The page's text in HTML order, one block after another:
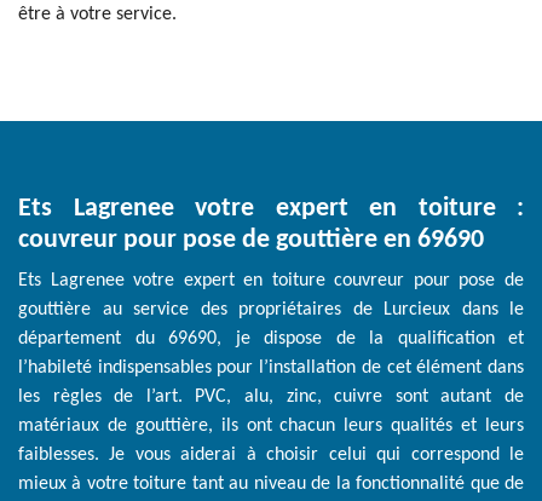
être à votre service.
Ets Lagrenee votre expert en toiture :
couvreur pour pose de gouttière en 69690
Ets Lagrenee votre expert en toiture couvreur pour pose de
gouttière au service des propriétaires de Lurcieux dans le
département du 69690, je dispose de la qualification et
l’habileté indispensables pour l’installation de cet élément dans
les règles de l’art. PVC, alu, zinc, cuivre sont autant de
matériaux de gouttière, ils ont chacun leurs qualités et leurs
faiblesses. Je vous aiderai à choisir celui qui correspond le
mieux à votre toiture tant au niveau de la fonctionnalité que de